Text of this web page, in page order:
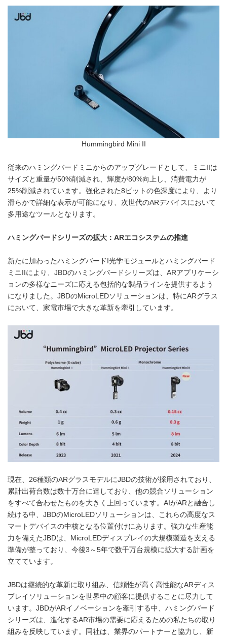
Hummingbird Mini II
従来のハミングバードミニからのアップグレードとして、ミニIIは
サイズと重量が50%削減され、輝度が80%向上し、消費電力が
25%削減されています。強化された8ビットの色深度により、より
滑らかで詳細な表示が可能になり、次世代のARデバイスにおいて
多用途なツールとなります。
ハミングバードシリーズの拡大： ARエコシステムの推進
新たに加わったハミングバードI光学モジュールとハミングバード
ミニIIにより、JBDのハミングバードシリーズは、ARアプリケーシ
ョンの多様なニーズに応える包括的な製品ラインを提供するよう
になりました。JBDのMicroLEDソリューションは、特にARグラス
において、家電市場で大きな革新を牽引しています。
現在、26種類のARグラスモデルにJBDの技術が採用されており、
累計出荷台数は数十万台に達しており、他の競合ソリューション
をすべて合わせたものを大きく上回っています。AIがARと融合し
続ける中、JBDのMicroLEDソリューションは、これらの高度なス
マートデバイスの中核となる位置付けにあります。強力な生産能
力を備えたJBDは、MicroLEDディスプレイの大規模製造を支える
準備が整っており、今後3～5年で数千万台規模に拡大する計画を
立てています。
JBDは継続的な革新に取り組み、信頼性が高く高性能なARディス
プレイソリューションを世界中の顧客に提供することに尽力して
います。JBDがARイノベーションを牽引する中、ハミングバード
シリーズは、進化するAR市場の需要に応えるための私たちの取り
組みを反映しています。同社は、業界のパートナーと協力し、新